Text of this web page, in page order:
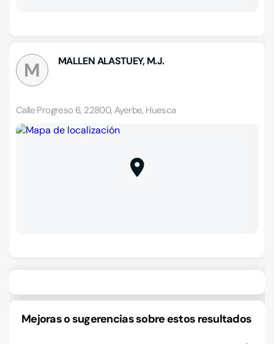
M MALLEN ALASTUEY, M.J.
Calle Progreso 6, 22800, Ayerbe, Huesca
Mejoras o sugerencias sobre estos resultados